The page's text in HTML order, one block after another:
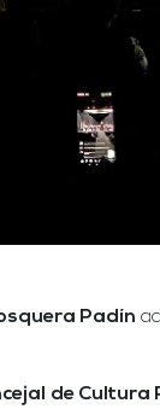
Padín
de Cultura